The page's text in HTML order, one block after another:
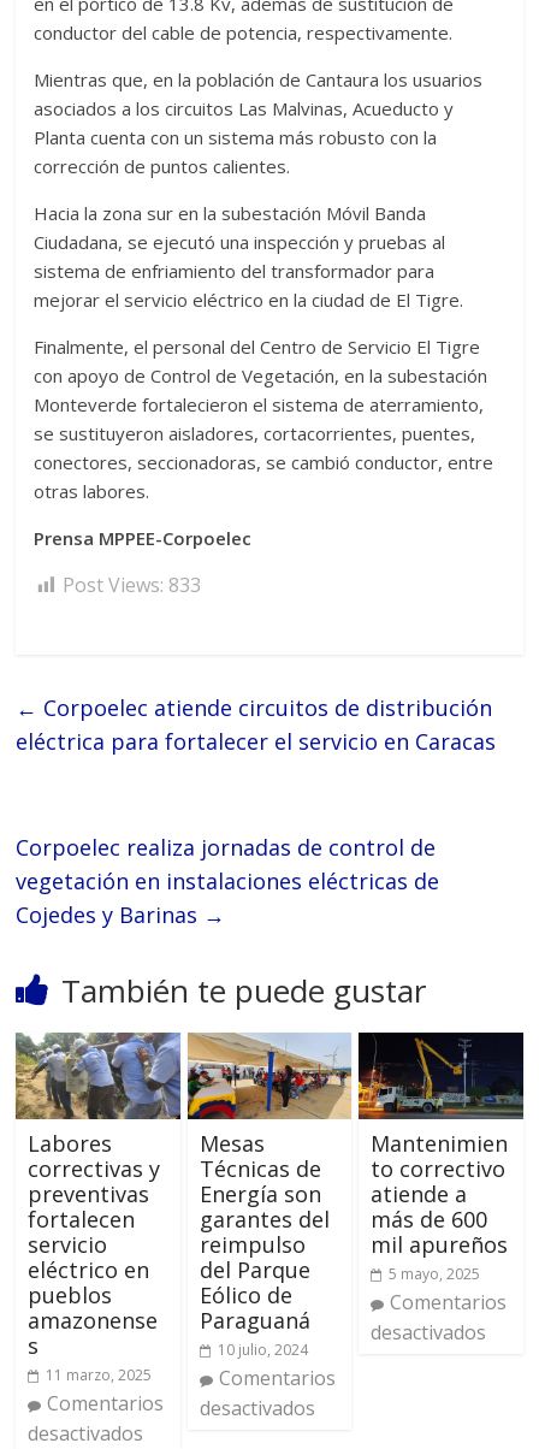
conductor del cable de potencia, respectivamente.
Mientras que, en la población de Cantaura los usuarios
asociados a los circuitos Las Malvinas, Acueducto y
Planta cuenta con un sistema más robusto con la
corrección de puntos calientes.
Hacia la zona sur en la subestación Móvil Banda
Ciudadana, se ejecutó una inspección y pruebas al
sistema de enfriamiento del transformador para
mejorar el servicio eléctrico en la ciudad de El Tigre.
Finalmente, el personal del Centro de Servicio El Tigre
con apoyo de Control de Vegetación, en la subestación
Monteverde fortalecieron el sistema de aterramiento,
se sustituyeron aisladores, cortacorrientes, puentes,
conectores, seccionadoras, se cambió conductor, entre
otras labores.
Prensa MPPEE-Corpoelec
Post Views: 833
← Corpoelec atiende circuitos de distribución
eléctrica para fortalecer el servicio en Caracas
Corpoelec realiza jornadas de control de
vegetación en instalaciones eléctricas de
Cojedes y Barinas →
También te puede gustar
Labores
correctivas y
preventivas
fortalecen
servicio
eléctrico en
pueblos
amazonense
s
11 marzo, 2025
Comentarios
desactivados
Mesas
Técnicas de
Energía son
garantes del
reimpulso
del Parque
Eólico de
Paraguaná
10 julio, 2024
Comentarios
desactivados
Mantenimien
to correctivo
atiende a
más de 600
mil apureños
5 mayo, 2025
Comentarios
desactivados